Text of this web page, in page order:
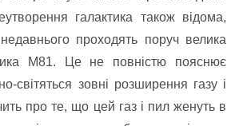
галактика також відома,
проходять поруч велика
М81. Це не повністю пояснює
світяться зовні розширення газу і
про те, що цей газ і пил женуть в